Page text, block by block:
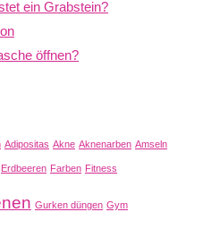
ein Grabstein?
öffnen?
Adipositas Akne Aknenarben Amseln
Erdbeeren Farben Fitness
Gurken düngen Gym